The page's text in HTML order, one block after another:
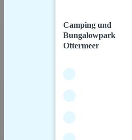
Camping und
Bungalowpark
Ottermeer